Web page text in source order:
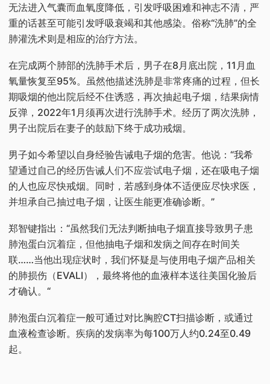
无法进入气囊而血氧度降低，引发呼吸困难和神志不清，严
重的话甚至可能引发呼吸衰竭和其他感染。俗称“洗肺”的全
肺灌洗术则是相应的治疗方法。
在完成两个肺部的洗肺手术后，男子在8月底出院，11月血
氧量恢复至95%。虽然他描述洗肺是非常疼痛的过程，但长
期吸烟的他出院后经不住诱惑，再次抽起电子烟，结果病情
反弹，2022年1月须再次进行洗肺手术。经历了两次洗肺，
男子出院后在妻子的鼓励下终于成功戒烟。
男子如今希望以自身经验告诫电子烟的危害。他说：“我希
望通过自己的经历告诫人们不应尝试电子烟，还在吸电子烟
的人也应尽快戒烟。同时，若感到身体不适便应尽快求医，
并坦承自己抽过电子烟，让医生能更准确诊断。”
郑智键指出：“虽然我们无法判断抽电子烟直接导致男子患
肺泡蛋白沉着症，但他抽电子烟和发病之间存在时间关
联……当他出现症状时，我们怀疑是与使用电子烟产品相关
的肺损伤（EVALI），最终将他的血液样本送往美国化验后
才确认。“
肺泡蛋白沉着症一般可通过对比胸腔CT扫描诊断，或通过
血液检查诊断。疾病的发病率为每100万人约0.24至0.49
起。